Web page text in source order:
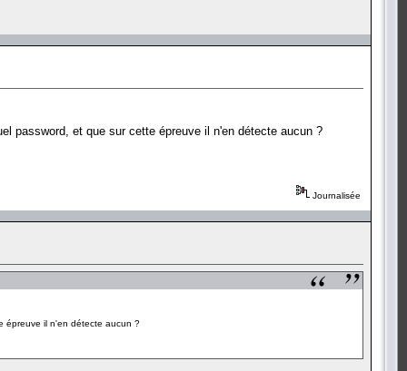
password, et que sur cette épreuve il n'en détecte aucun ?
Journalisée
épreuve il n'en détecte aucun ?